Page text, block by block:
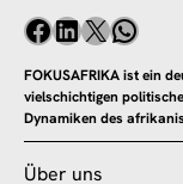
FOKUSAFRIKA ist ein
vielschichtigen
Dynamiken des
Über uns